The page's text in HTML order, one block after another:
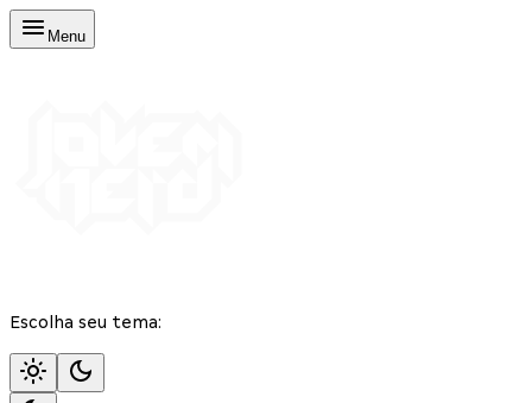
Menu
Escolha seu tema: